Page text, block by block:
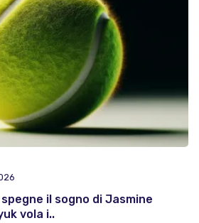
il sogno di Jasmine
vola i..